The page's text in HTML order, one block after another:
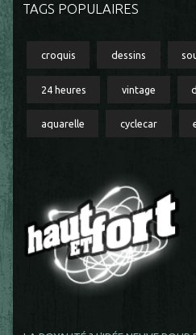
TAGS POPULAIRES
croquis dessins
24 heures vintage
aquarelle cyclecar